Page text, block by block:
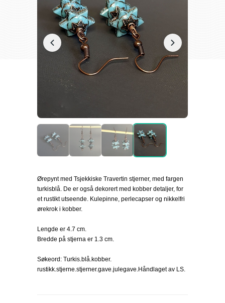
Ørepynt med Tsjekkiske Travertin stjerner, med fargen
turkisblå. De er også dekorert med kobber detaljer, for
et rustikt utseende. Kulepinne, perlecapser og nikkelfri
ørekrok i kobber.
Lengde er 4.7 cm.
Bredde på stjerna er 1.3 cm.
Søkeord: Turkis.blå.kobber.
rustikk.stjerne.stjerner.gave.julegave.Håndlaget av LS.